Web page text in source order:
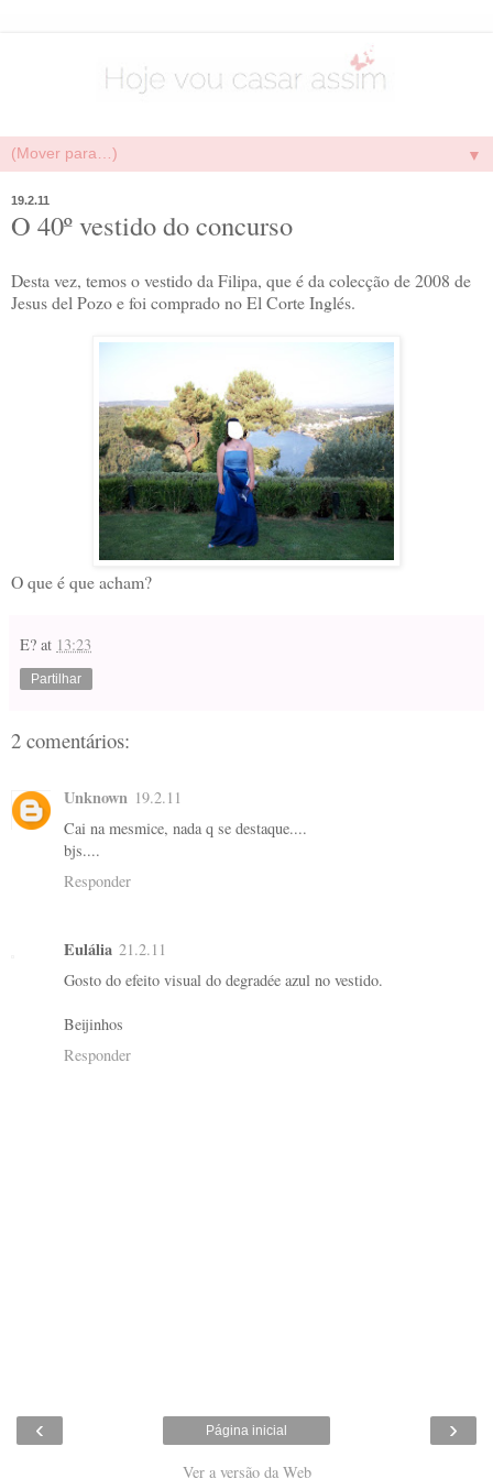
▼
19.2.11
O 40º vestido do concurso
Desta vez, temos o vestido da Filipa, que é da colecção de 2008 de
Jesus del Pozo e foi comprado no El Corte Inglés.
O que é que acham?
E? at 13:23
Partilhar
2 comentários:
Unknown 19.2.11
Cai na mesmice, nada q se destaque....
bjs....
Responder
Eulália 21.2.11
Gosto do efeito visual do degradée azul no vestido.
Beijinhos
Responder
‹ ›
Página inicial
Ver a versão da Web